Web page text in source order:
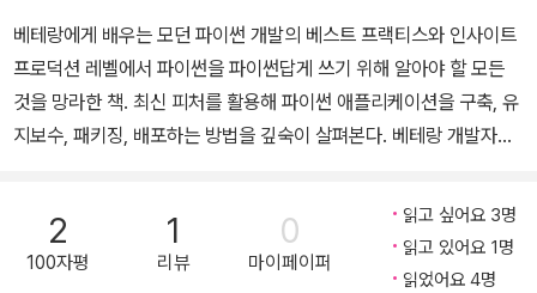
베테랑에게 배우는 모던 파이썬 개발의 베스트 프랙티스와 인사이트
프로덕션 레벨에서 파이썬을 파이썬답게 쓰기 위해 알아야 할 모든
것을 망라한 책. 최신 피처를 활용해 파이썬 애플리케이션을 구축, 유
지보수, 패키징, 배포하는 방법을 깊숙이 살펴본다. 베테랑 개발자가
애플리케이션 구축, 유지보수, 패키징 기법 파이썬 코드를 작성하기
는 쉽지만, 유지보수하기 좋은 환경을 갖추고 가독성 높은 코드를 만
2
100자평
1
리뷰
0
마이페이퍼
읽고 싶어요 3명
읽고 있어요 1명
읽었어요 4명